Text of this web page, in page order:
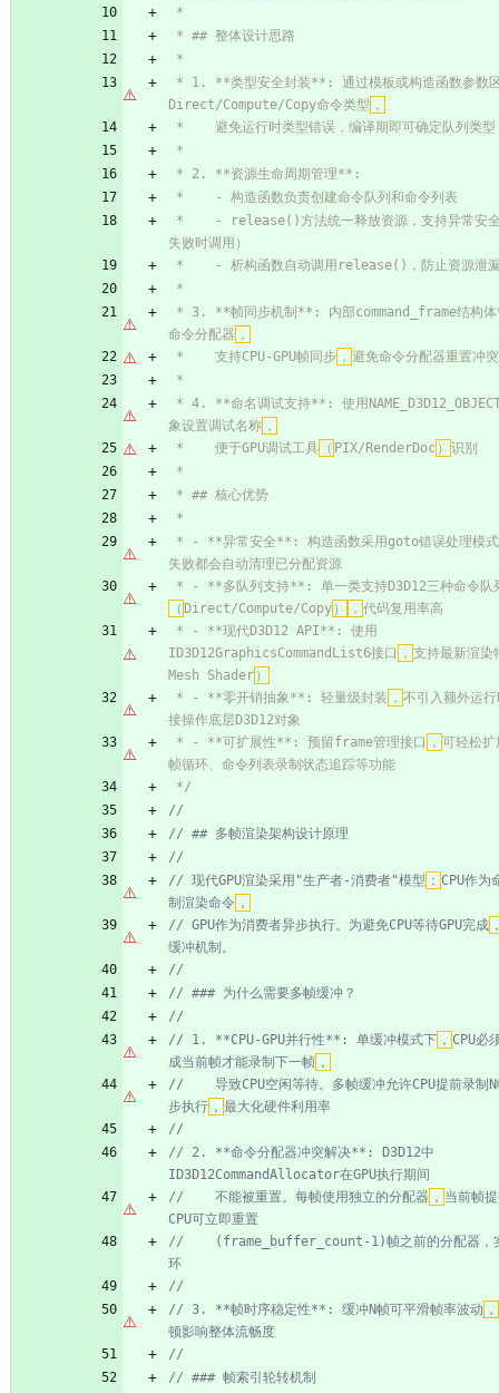
Direct/Compute/Copy命令类型 ，
命令分配器 ，
*    支持CPU-GPU帧同步 ，
象设置调试名称 ，
*    便于GPU调试工具
（ PIX/RenderDoc ）
* - **异常安全**: 构造函数采用goto错误处理模式
* - **多队列支持**: 单一类支持D3D12三种命令队
（ Direct/Compute/Copy ） ，
ID3D12GraphicsCommandList6接口 ， 支持最新渲染
Mesh Shader ）
* - **零开销抽象**: 轻量级封装 ， 不引入额外运
* - **可扩展性**: 预留frame管理接口 ， 可轻松扩
*/
// 现代GPU渲染采用"生产者-消费者"模型 ： CPU作为
制渲染命令 ，
// GPU作为消费者异步执行。为避免CPU等待GPU完成
// 1. **CPU-GPU并行性**: 单缓冲模式下 ， CPU必
成当前帧才能录制下一帧 ，
//    导致CPU空闲等待。多帧缓冲允许CPU提前录制N
步执行 ，
// 2. **命令分配器冲突解决**: D3D12中
//    不能被重置。每帧使用独立的分配器 ， 当前帧提
//    (frame_buffer_count-1)帧之前的分配器，
// 3. **帧时序稳定性**: 缓冲N帧可平滑帧率波动 ，